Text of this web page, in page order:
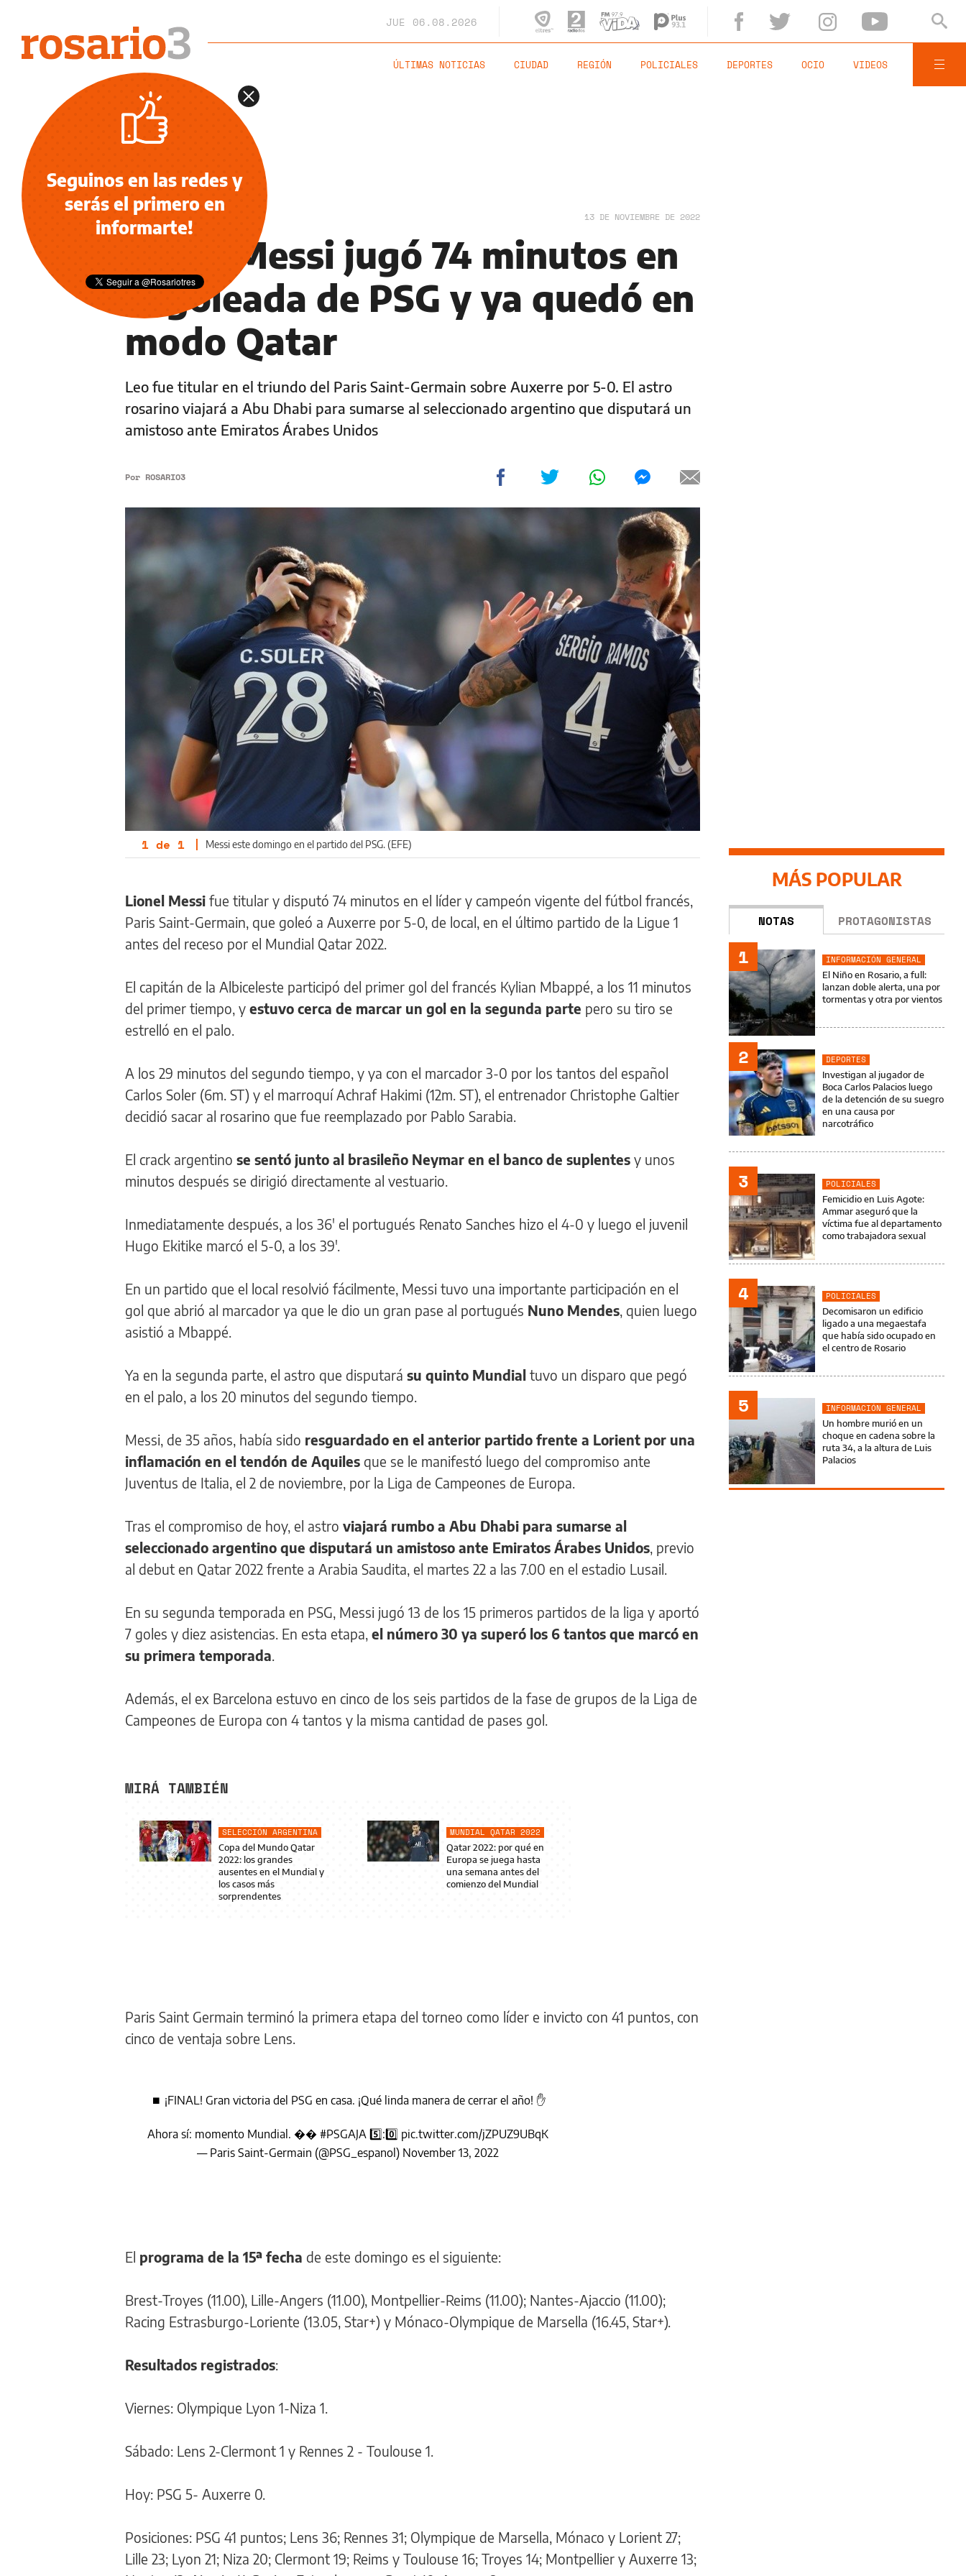
JUE 06.08.2026
ÚLTIMAS NOTICIAS CIUDAD REGIÓN POLICIALES DEPORTES OCIO VIDEOS
DEPORTES 13 DE NOVIEMBRE DE 2022
Listo: Messi jugó 74 minutos en
la goleada de PSG y ya quedó en
modo Qatar
Leo fue titular en el triundo del Paris Saint-Germain sobre Auxerre por 5-0. El astro
rosarino viajará a Abu Dhabi para sumarse al seleccionado argentino que disputará un
amistoso ante Emiratos Árabes Unidos
Por ROSARIO3
1 de 1 | Messi este domingo en el partido del PSG. (EFE)
Lionel Messi fue titular y disputó 74 minutos en el líder y campeón vigente del fútbol francés,
Paris Saint-Germain, que goleó a Auxerre por 5-0, de local, en el último partido de la Ligue 1
antes del receso por el Mundial Qatar 2022.
El capitán de la Albiceleste participó del primer gol del francés Kylian Mbappé, a los 11 minutos
del primer tiempo, y estuvo cerca de marcar un gol en la segunda parte pero su tiro se
estrelló en el palo.
A los 29 minutos del segundo tiempo, y ya con el marcador 3-0 por los tantos del español
Carlos Soler (6m. ST) y el marroquí Achraf Hakimi (12m. ST), el entrenador Christophe Galtier
decidió sacar al rosarino que fue reemplazado por Pablo Sarabia.
El crack argentino se sentó junto al brasileño Neymar en el banco de suplentes y unos
minutos después se dirigió directamente al vestuario.
Inmediatamente después, a los 36' el portugués Renato Sanches hizo el 4-0 y luego el juvenil
Hugo Ekitike marcó el 5-0, a los 39'.
En un partido que el local resolvió fácilmente, Messi tuvo una importante participación en el
gol que abrió al marcador ya que le dio un gran pase al portugués Nuno Mendes , quien luego
asistió a Mbappé.
Ya en la segunda parte, el astro que disputará su quinto Mundial tuvo un disparo que pegó
en el palo, a los 20 minutos del segundo tiempo.
Messi, de 35 años, había sido resguardado en el anterior partido frente a Lorient por una
inflamación en el tendón de Aquiles que se le manifestó luego del compromiso ante
Juventus de Italia, el 2 de noviembre, por la Liga de Campeones de Europa.
Tras el compromiso de hoy, el astro viajará rumbo a Abu Dhabi para sumarse al
seleccionado argentino que disputará un amistoso ante Emiratos Árabes Unidos , previo
al debut en Qatar 2022 frente a Arabia Saudita, el martes 22 a las 7.00 en el estadio Lusail.
En su segunda temporada en PSG, Messi jugó 13 de los 15 primeros partidos de la liga y aportó
7 goles y diez asistencias. En esta etapa, el número 30 ya superó los 6 tantos que marcó en
su primera temporada
Además, el ex Barcelona estuvo en cinco de los seis partidos de la fase de grupos de la Liga de
Campeones de Europa con 4 tantos y la misma cantidad de pases gol.
MIRÁ TAMBIÉN
SELECCIÓN ARGENTINA
Copa del Mundo Qatar
2022: los grandes
ausentes en el Mundial y
los casos más
sorprendentes
MUNDIAL QATAR 2022
Qatar 2022: por qué en
Europa se juega hasta
una semana antes del
comienzo del Mundial
Paris Saint Germain terminó la primera etapa del torneo como líder e invicto con 41 puntos, con
cinco de ventaja sobre Lens.
⏹ ¡FINAL! Gran victoria del PSG en casa. ¡Qué linda manera de cerrar el año! ✋
Ahora sí: momento Mundial. �� #PSGAJA 5️⃣:0️⃣ pic.twitter.com/jZPUZ9UBqK
— Paris Saint-Germain (@PSG_espanol) November 13, 2022
El programa de la 15ª fecha de este domingo es el siguiente:
Brest-Troyes (11.00), Lille-Angers (11.00), Montpellier-Reims (11.00); Nantes-Ajaccio (11.00);
Racing Estrasburgo-Loriente (13.05, Star+) y Mónaco-Olympique de Marsella (16.45, Star+).
Resultados registrados:
Viernes: Olympique Lyon 1-Niza 1.
Sábado: Lens 2-Clermont 1 y Rennes 2 - Toulouse 1.
Hoy: PSG 5- Auxerre 0.
Posiciones: PSG 41 puntos; Lens 36; Rennes 31; Olympique de Marsella, Mónaco y Lorient 27;
Lille 23; Lyon 21; Niza 20; Clermont 19; Reims y Toulouse 16; Troyes 14; Montpellier y Auxerre 13;
MÁS POPULAR
NOTAS PROTAGONISTAS
1
INFORMACIÓN GENERAL
El Niño en Rosario, a full:
lanzan doble alerta, una por
tormentas y otra por vientos
2
DEPORTES
Investigan al jugador de
Boca Carlos Palacios luego
de la detención de su suegro
en una causa por
narcotráfico
3
POLICIALES
Femicidio en Luis Agote:
Ammar aseguró que la
víctima fue al departamento
como trabajadora sexual
4
POLICIALES
Decomisaron un edificio
ligado a una megaestafa
que había sido ocupado en
el centro de Rosario
5
INFORMACIÓN GENERAL
Un hombre murió en un
choque en cadena sobre la
ruta 34, a la altura de Luis
Palacios
Seguinos en las redes y
serás el primero en
informarte!